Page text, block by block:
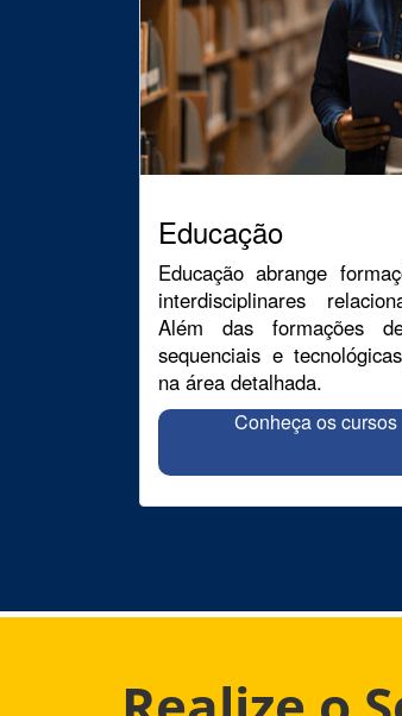
Educação
Educação abrange
interdisciplinares
Além das formações
sequenciais e
na área detalhada.
Conheça os cursos